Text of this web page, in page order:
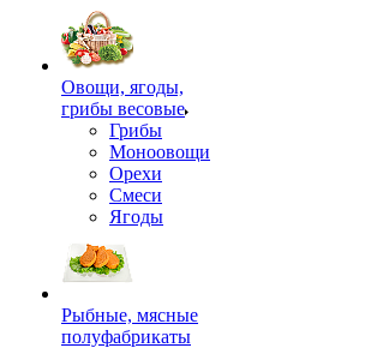
Овощи, ягоды,
грибы весовые
Грибы
Моноовощи
Орехи
Смеси
Ягоды
Рыбные, мясные
полуфабрикаты